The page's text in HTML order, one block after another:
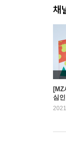
16
17
19
21
22
23
24
채
[MZ
심